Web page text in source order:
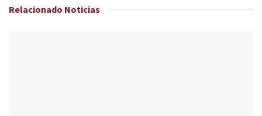
Relacionado Noticias